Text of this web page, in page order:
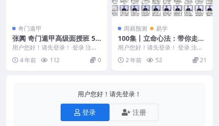
奇门遁甲
张阗 奇门遁甲高级面授班 5
集视频合集免费下载
用户您好！请先登录！ 登录 注册
4 年前 112 0
周易预测 易学
100集丨立命心法：带你走进
命运真相，掌握改命心法
用户您好！请先登录！ 登录 注册
100集视频丨立命心法：带你走进
命运真相，掌握...
2 年前 52 21
用户您好！请先登录！
登录 注册